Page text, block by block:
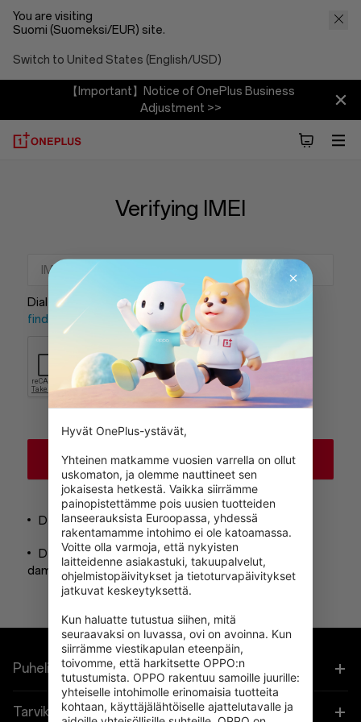
You are visiting
Suomi (Suomeksi/EUR) site.
Switch to United States (English/USD)
【Important】Notice of OnePlus Business
Adjustment >>
Verifying IMEI
Dial “*#06#”to get the IMEI of your phone
How to
find IMEI?
Confirm
Devices activated within 6 days;
Devices function perfectly without any physical
damage or unauthorized repair；
Learn more
Puhelimet
OnePlus 15
Tarvikkeet
Hyvät OnePlus-ystävät,
Yhteinen matkamme vuosien varrella on ollut
uskomaton, ja olemme nauttineet sen
jokaisesta hetkestä. Vaikka siirrämme
painopistettämme pois uusien tuotteiden
lanseerauksista Euroopassa, yhdessä
rakentamamme intohimo ei ole katoamassa.
Voitte olla varmoja, että nykyisten
laitteidenne asiakastuki, takuupalvelut,
ohjelmistopäivitykset ja tietoturvapäivitykset
jatkuvat keskeytyksettä.
Kun haluatte tutustua siihen, mitä
seuraavaksi on luvassa, ovi on avoinna. Kun
siirrämme viestikapulan eteenpäin,
toivomme, että harkitsette OPPO:n
tutustumista. OPPO rakentuu samoille juurille:
yhteiselle intohimolle erinomaisia tuotteita
kohtaan, käyttäjälähtöiselle ajattelutavalle ja